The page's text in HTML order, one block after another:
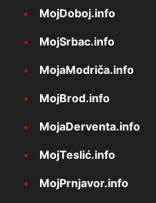
MojDoboj.info
MojSrbac.info
MojaModriča.info
MojBrod.info
MojaDerventa.info
MojTeslić.info
MojPrnjavor.info